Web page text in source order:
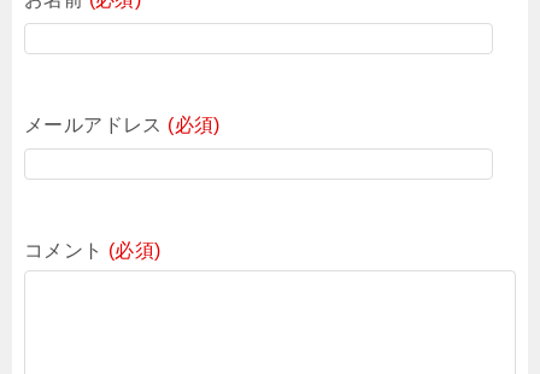
メールアドレス (必須)
コメント (必須)